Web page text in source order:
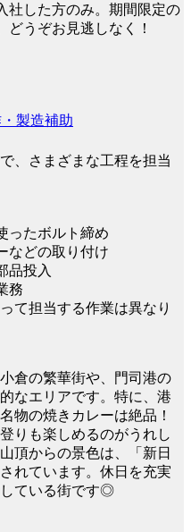
社した方のみ。期間限定の
どうぞお見逃しなく！
製造補助
、さまざまな工程を担当
ったボルト締め
などの取り付け
品投入
務
て担当する作業は異なり
倉の繁華街や、門司港の
なエリアです。特に、港
物の焼きカレーは絶品！
りも楽しめるのがうれし
頂からの景色は、「新日
れています。休日を充実
ている街です◎